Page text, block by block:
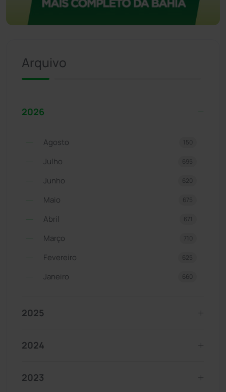
Arquivo
2026
Agosto 150
Julho 695
Junho 620
Maio 675
Abril 671
Março 710
Fevereiro 625
Janeiro 660
2025
2024
2023